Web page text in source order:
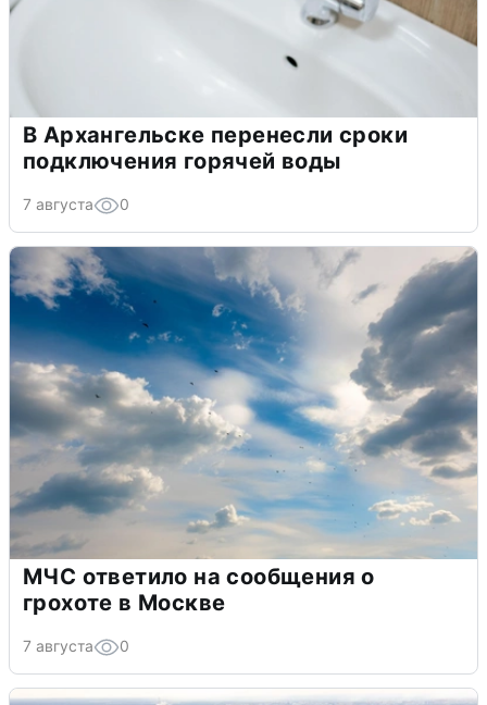
В Архангельске перенесли сроки
подключения горячей воды
7 августа 0
МЧС ответило на сообщения о
грохоте в Москве
7 августа 0